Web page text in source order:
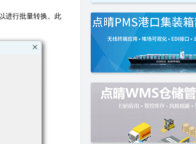
进行批量转换。此